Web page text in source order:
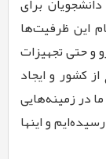
این ظرفیت‌ها
و حتی تجهیزات
کشور و ایجاد
در زمینه‌هایی
و اینها